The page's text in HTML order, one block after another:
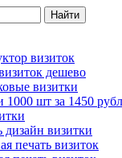
визиток
дешево
визитки
1000 шт за 1450
дизайн визитки
печать визиток